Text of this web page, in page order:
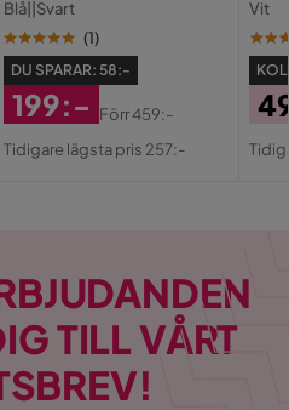
Blå||Svart
(1)
DU SPARAR: 58:-
Rabatterat
199:-
Original
Förr459:-
Tidigare lägsta pris 257:-
Vit
TILL VÅRT